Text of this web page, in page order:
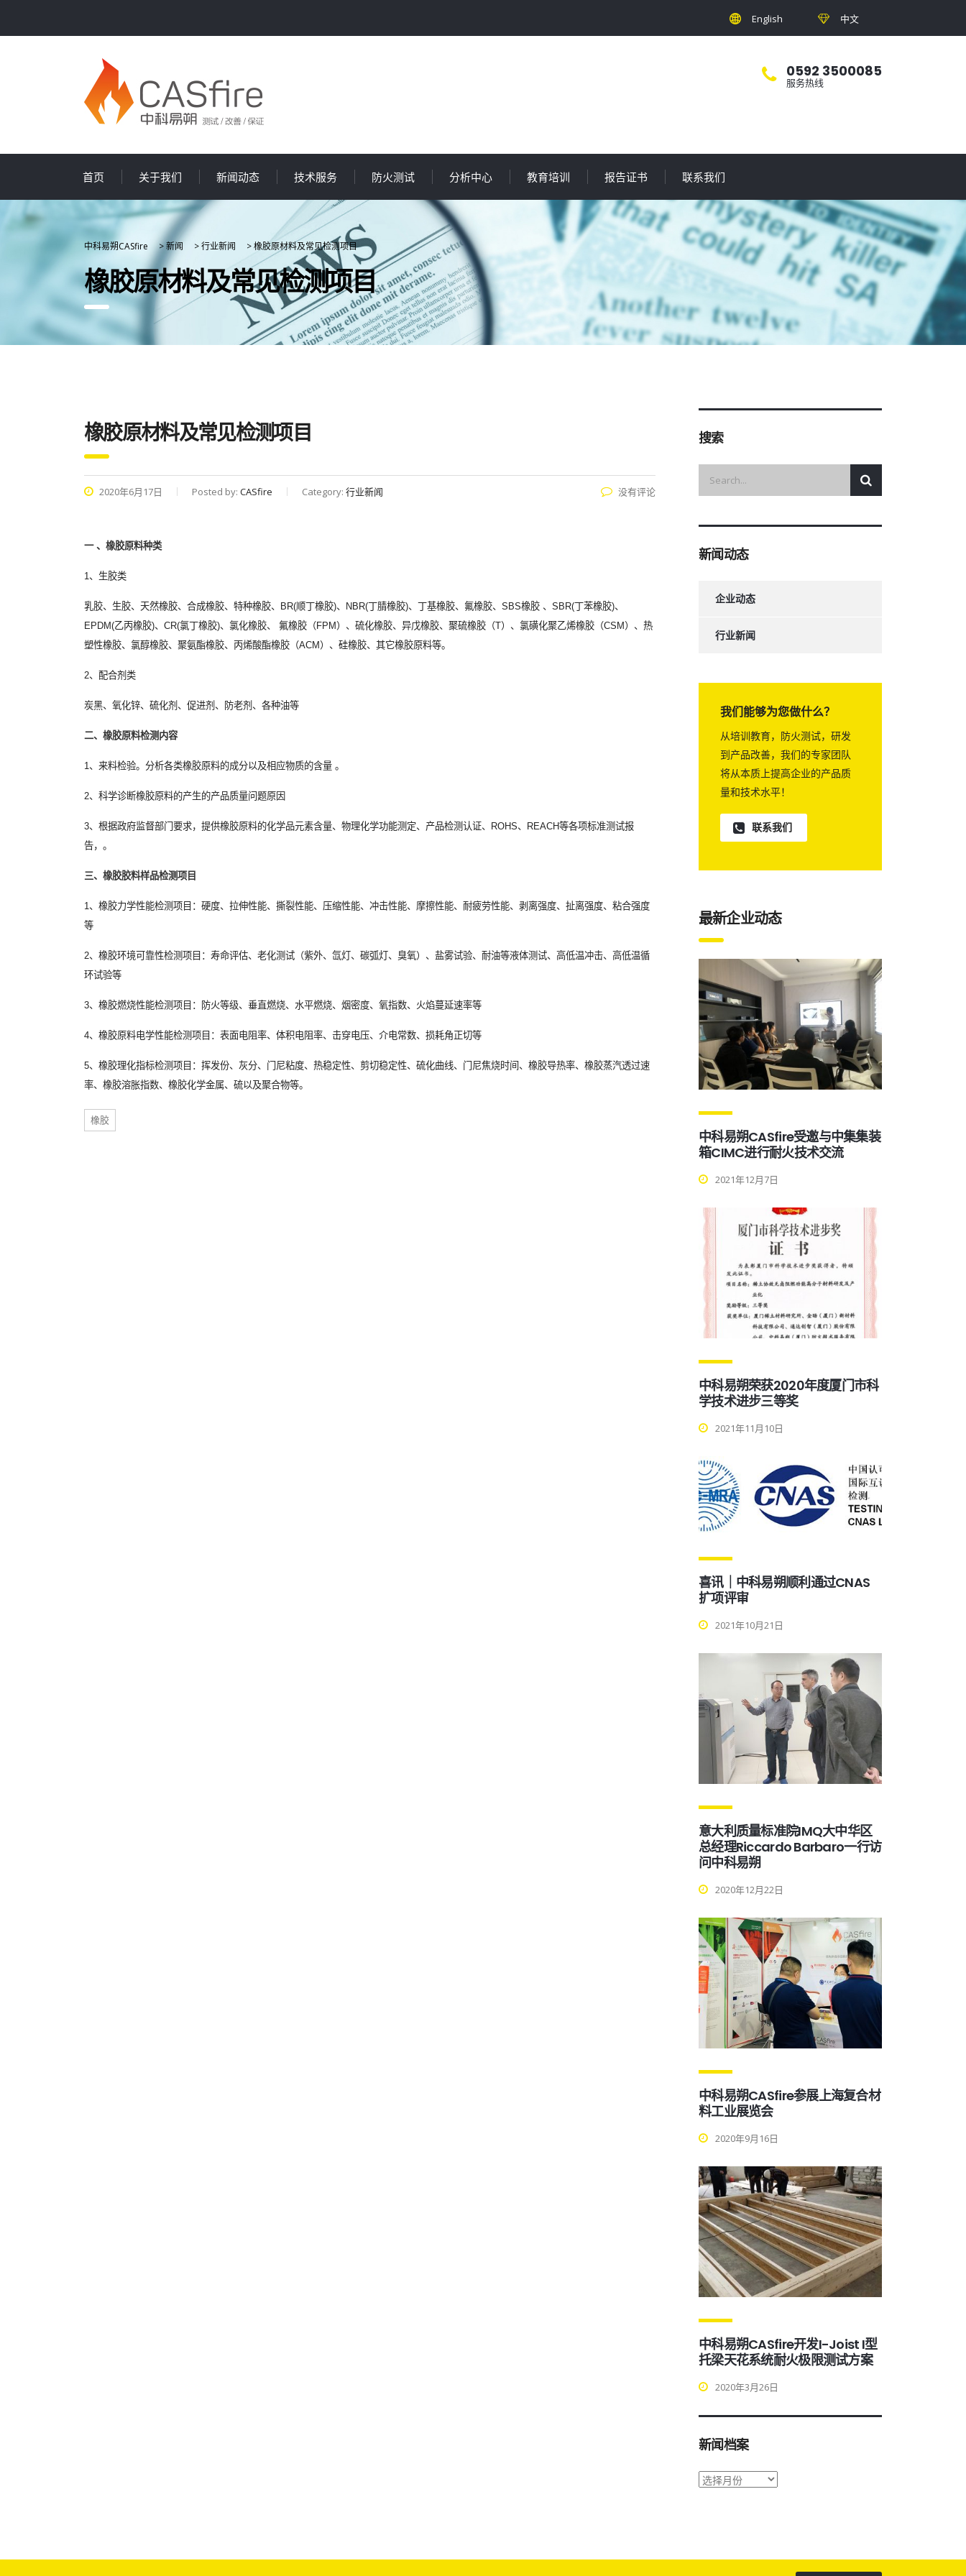
English 中文
0592 3500085
服务热线
首页 关于我们 新闻动态 技术服务 防火测试 分析中心 教育培训 报告证书 联系我们
中科易朔CASfire >新闻 >行业新闻 >橡胶原材料及常见检测项目
橡胶原材料及常见检测项目
橡胶原材料及常见检测项目
2020年6月17日 Posted by: CASfire Category: 行业新闻 没有评论
一 、橡胶原料种类
1、生胶类
乳胶、生胶、天然橡胶、合成橡胶、特种橡胶、BR(顺丁橡胶)、NBR(丁腈橡胶)、丁基橡胶、氟橡胶、SBS橡胶 、SBR(丁苯橡胶)、
EPDM(乙丙橡胶)、CR(氯丁橡胶)、氯化橡胶、 氟橡胶（FPM）、硫化橡胶、异戊橡胶、聚硫橡胶（T）、氯磺化聚乙烯橡胶（CSM）、热
塑性橡胶、氯醇橡胶、聚氨酯橡胶、丙烯酸酯橡胶（ACM）、硅橡胶、其它橡胶原料等。
2、配合剂类
炭黑、氧化锌、硫化剂、促进剂、防老剂、各种油等
二、橡胶原料检测内容
1、来料检验。分析各类橡胶原料的成分以及相应物质的含量 。
2、科学诊断橡胶原料的产生的产品质量问题原因
3、根据政府监督部门要求，提供橡胶原料的化学品元素含量、物理化学功能测定、产品检测认证、ROHS、REACH等各项标准测试报
告，。
三、橡胶胶料样品检测项目
1、橡胶力学性能检测项目：硬度、拉伸性能、撕裂性能、压缩性能、冲击性能、摩擦性能、耐疲劳性能、剥离强度、扯离强度、粘合强度
等
2、橡胶环境可靠性检测项目：寿命评估、老化测试（紫外、氙灯、碳弧灯、臭氧）、盐雾试验、耐油等液体测试、高低温冲击、高低温循
环试验等
3、橡胶燃烧性能检测项目：防火等级、垂直燃烧、水平燃烧、烟密度、氧指数、火焰蔓延速率等
4、橡胶原料电学性能检测项目：表面电阻率、体积电阻率、击穿电压、介电常数、损耗角正切等
5、橡胶理化指标检测项目：挥发份、灰分、门尼粘度、热稳定性、剪切稳定性、硫化曲线、门尼焦烧时间、橡胶导热率、橡胶蒸汽透过速
率、橡胶溶胀指数、橡胶化学金属、硫以及聚合物等。
橡胶
搜索
新闻动态
企业动态
行业新闻
我们能够为您做什么？
从培训教育，防火测试，研发
到产品改善，我们的专家团队
将从本质上提高企业的产品质
量和技术水平！
联系我们
最新企业动态
中科易朔CASfire受邀与中集集装
箱CIMC进行耐火技术交流
2021年12月7日
中科易朔荣获2020年度厦门市科
学技术进步三等奖
2021年11月10日
喜讯｜中科易朔顺利通过CNAS
扩项评审
2021年10月21日
意大利质量标准院IMQ大中华区
总经理Riccardo Barbaro一行访
问中科易朔
2020年12月22日
中科易朔CASfire参展上海复合材
料工业展览会
2020年9月16日
中科易朔CASfire开发I-Joist I型
托梁天花系统耐火极限测试方案
2020年3月26日
新闻档案
新
闻